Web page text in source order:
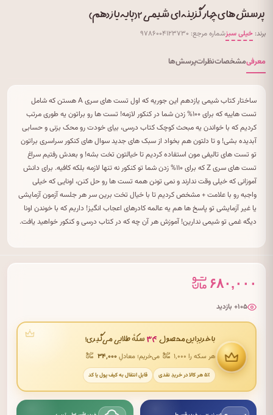
پرسش های چهار گزینه ای شیمی ۲ (پایه یازدهم)
برند: خیلی سبزشماره مرجع: ۹۷۸۶۰۰۴۱۲۳۷۳۰
معرفیمشخصاتنظراتپرسش‌ها
ساختار کتاب شیمی یازدهم این جوریه که اول تست های سری A هستن که شامل
تست هاییه که برای ۱۰۰% زدن شما در کنکور لازمه! تست ها رو براتون یه طوری مرتب
کردیم که با خواندن یه مبحث کوچک کتاب درسی، بیای خودت رو محک بزنی و حسابی
آبدیده بشی! و تا دلتون هم بخواد از سبک های جدید سوال های کنکور سراسری براتون
تو تست های تالیفی مون استفاده کردیم تا خیالتون تخت بشه! و بعدش رفتیم سراغ
تست های سری Z که برای ۱۱۰% زدن شما تو کنکور نه تنها لازمه بلکه کافیه. برای دانش
آموزانی که خیلی وقت ندارند و نمی تونن همه تست ها رو حل کنن، اونایی که خیلی
واجبه رو با علامت + مشخص کردیم تا با خیال تخت برین سر هر جلسه آزمون آزمایشی
یا غیر آزمایشی تو پاسخ ها هم یه عالمه کادرهای اعجاب انگیز! داریم که با خوندن اونا
دیگه غمی تو شیمی ندارین! آموزش هر آن چه که در کتاب درسی و کنکور خواهید یافت.
۶۸۰,۰۰۰
۱۰۵+ بازدید
با خریدِ این محصول ۳۴ سکهٔ طلایی می‌گیری!
هر سکه را ۱٬۰۰۰ می‌خریم؛ معادلِ۳۴٬۰۰۰
۵٪ هر کالا در خریدِ نقدی قابلِ انتقال به کیف پول یا کد